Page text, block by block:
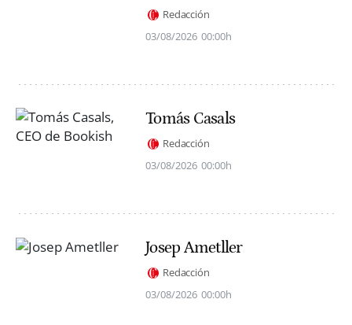
Redacción
03/08/2026 00:00h
Tomás Casals
Redacción
03/08/2026 00:00h
Josep Ametller
Redacción
03/08/2026 00:00h